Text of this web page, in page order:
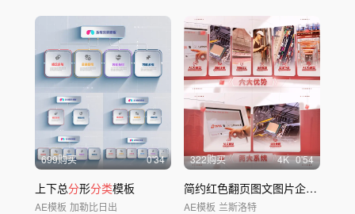
699购买 0'34
上下总分形分类模板
AE模板 加勒比日出
322购买 4K 0'54
简约红色翻页图文图片企业架构
AE模板 兰斯洛特